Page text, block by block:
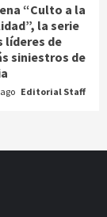
“Culto a la
la serie
líderes de
siniestros de
Editorial Staff